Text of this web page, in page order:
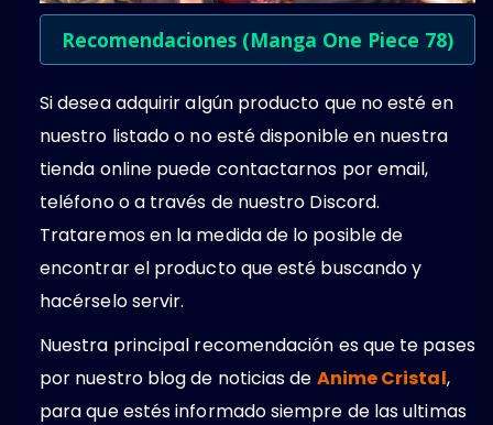
Recomendaciones (Manga One Piece 78)
Si desea adquirir algún producto que no esté en
nuestro listado o no esté disponible en nuestra
tienda online puede contactarnos por email,
teléfono o a través de nuestro Discord.
Trataremos en la medida de lo posible de
encontrar el producto que esté buscando y
hacérselo servir.
Nuestra principal recomendación es que te pases
por nuestro blog de noticias de Anime Cristal,
para que estés informado siempre de las ultimas